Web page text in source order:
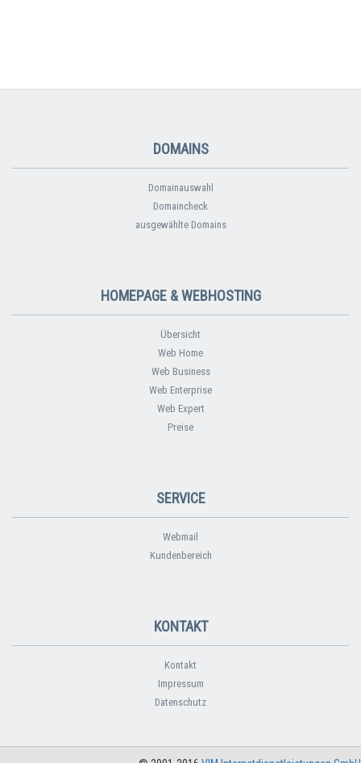
DOMAINS
Domainauswahl
Domaincheck
ausgewählte Domains
HOMEPAGE & WEBHOSTING
Übersicht
Web Home
Web Business
Web Enterprise
Web Expert
Preise
SERVICE
Webmail
Kundenbereich
KONTAKT
Kontakt
Impressum
Datenschutz